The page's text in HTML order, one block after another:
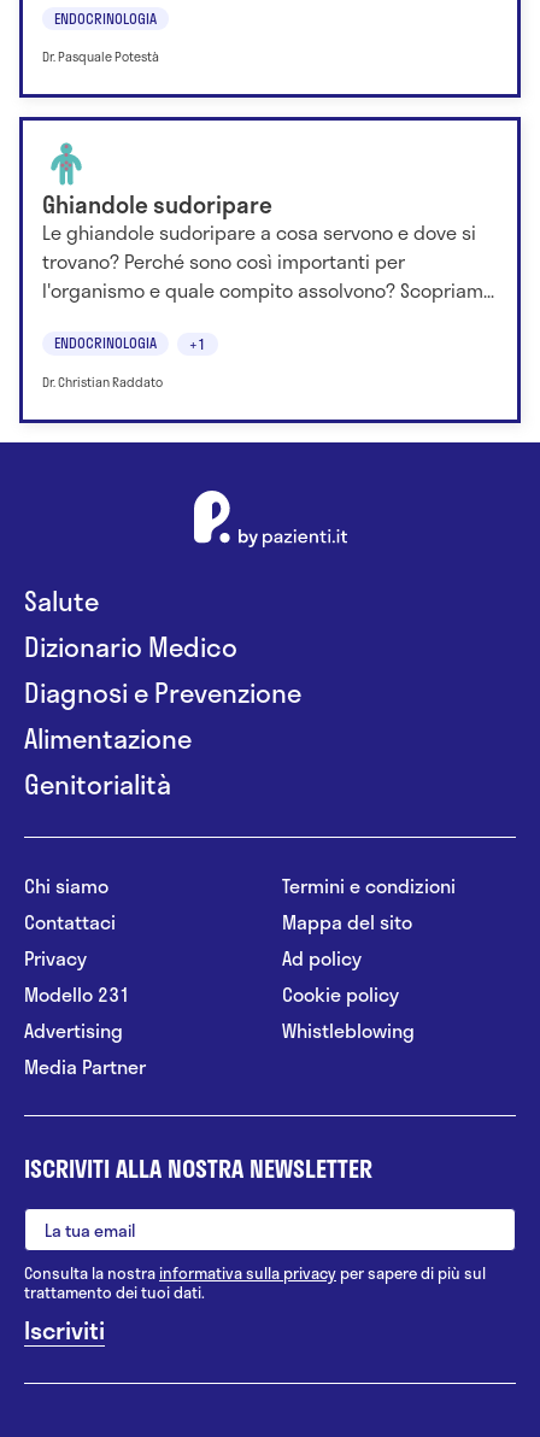
ENDOCRINOLOGIA
Dr. Pasquale Potestà
Ghiandole sudoripare
Le ghiandole sudoripare a cosa servono e dove si
trovano? Perché sono così importanti per
l'organismo e quale compito assolvono? Scopriam...
ENDOCRINOLOGIA +1
Dr. Christian Raddato
Salute
Dizionario Medico
Diagnosi e Prevenzione
Alimentazione
Genitorialità
Chi siamo
Contattaci
Privacy
Modello 231
Advertising
Media Partner
Termini e condizioni
Mappa del sito
Ad policy
Cookie policy
Whistleblowing
ISCRIVITI ALLA NOSTRA NEWSLETTER
Consulta la nostrainformativa sulla privacy per sapere di più sul
trattamento dei tuoi dati.